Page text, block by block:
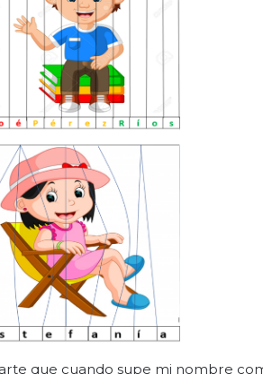
que cuando supe mi nombre